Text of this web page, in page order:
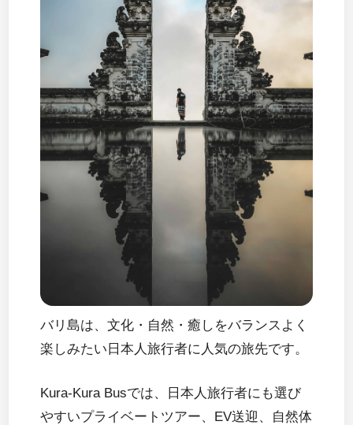
バリ島は、文化・自然・癒しをバランスよく
楽しみたい日本人旅行者に人気の旅先です。
Kura-Kura Busでは、日本人旅行者にも選び
やすいプライベートツアー、EV送迎、自然体